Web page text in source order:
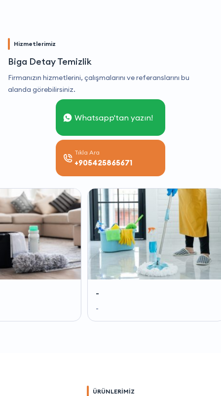
Hizmetlerimiz
Biga Detay Temizlik
Firmanızın hizmetlerini, çalışmalarını ve referanslarını bu
alanda görebilirsiniz.
Whatsapp'tan yazın!
Tıkla Ara
+905425865671
ÜRÜNLERİMİZ